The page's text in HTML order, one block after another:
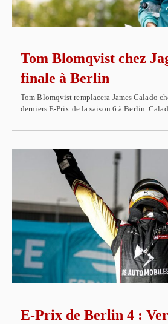
Tom Blomqvist chez
finale à Berlin
Tom Blomqvist remplacera James Calado
derniers E-Prix de la saison 6 à Berlin.
E-Prix de Berlin 4 :